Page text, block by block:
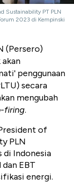
Sustainability PT PLN
2023 di Kempinski
(Persero)
penggunaan
secara
mengubah
firing.
of
PLN
di Indonesia
EBT
energi.